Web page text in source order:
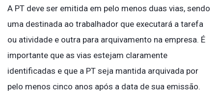
A PT deve ser emitida em pelo menos duas vias, sendo
uma destinada ao trabalhador que executará a tarefa
ou atividade e outra para arquivamento na empresa. É
importante que as vias estejam claramente
identificadas e que a PT seja mantida arquivada por
pelo menos cinco anos após a data de sua emissão.